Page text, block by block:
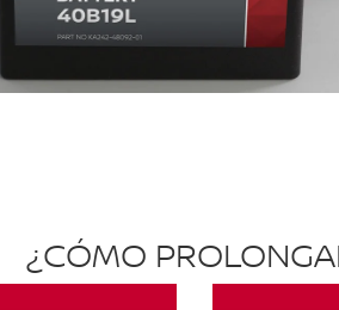
¿CÓMO